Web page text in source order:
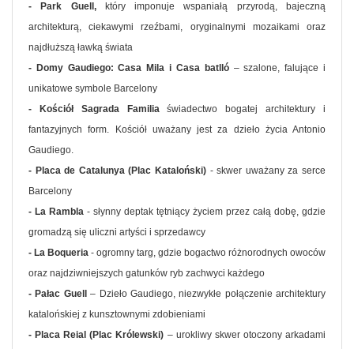
- Park Guell,
który imponuje wspaniałą przyrodą, bajeczną
architekturą, ciekawymi rzeźbami, oryginalnymi mozaikami oraz
najdłuższą ławką świata
- Domy Gaudiego: Casa Mila i Casa batlló – szalone, falujące i
unikatowe symbole Barcelony
- Kościół Sagrada Familiaświadectwo bogatej architektury i
fantazyjnych form. Kościół uważany jest za dzieło życia Antonio
Gaudiego.
- Placa de Catalunya (Plac Kataloński) - skwer uważany za serce
Barcelony
- La Rambla - słynny deptak tętniący życiem przez całą dobę, gdzie
gromadzą się uliczni artyści i sprzedawcy
- La Boqueria - ogromny targ, gdzie bogactwo różnorodnych owoców
oraz najdziwniejszych gatunków ryb zachwyci każdego
- Pałac Guell– Dzieło Gaudiego, niezwykłe połączenie architektury
katalońskiej z kunsztownymi zdobieniami
- Placa Reial (Plac Królewski) – urokliwy skwer otoczony arkadami